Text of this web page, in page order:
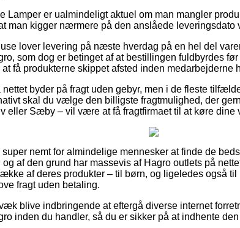
Lamper er ualmindeligt aktuel om man mangler
man kigger nærmere på den anslåede leveringsdato
lover levering på næste hverdag på en hel del
som dog er betinget af at bestillingen fuldbyrdes
få produkterne skippet afsted inden medarbejderne
byder på fragt uden gebyr, men i de fleste
skal du vælge den billigste fragtmulighed, der
eller Sæby – vil være at få fragtfirmaet til at køre dine
super nemt for almindelige mennesker at finde de
og af den grund har massevis af Hagro outlets på
af deres produkter – til børn, og ligeledes også til
fragt uden betaling.
blive indbringende at eftergå diverse internet
inden du handler, så du er sikker på at indhente